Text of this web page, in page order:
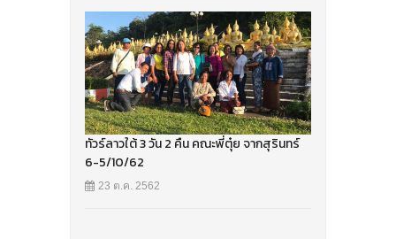
ทัวร์ลาวใต้ 3 วัน 2 คืน คณะพี่ตุ๋ย จากสุรินทร์
6-5/10/62
23 ต.ค. 2562